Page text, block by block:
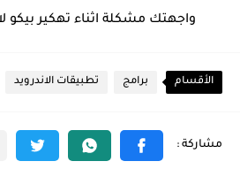
واجهتك مشكلة اثناء تهكير بيكو
الأقسام برامج تطبيقات الاندرويد